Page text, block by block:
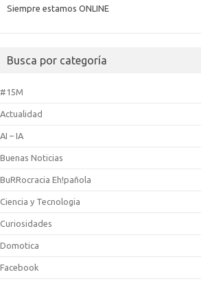
Siempre estamos ONLINE
Busca por categoría
#15M
Actualidad
AI – IA
Buenas Noticias
BuRRocracia Eh!pañola
Ciencia y Tecnologia
Curiosidades
Domotica
Facebook